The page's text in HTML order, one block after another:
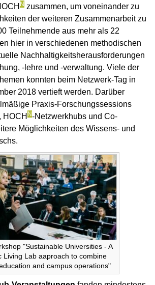
N zusammen, um voneinander zu
der weiteren Zusammenarbeit zu
Teilnehmende aus mehr als 22
hier in verschiedenen methodischen
Nachhaltigkeitsherausforderungen
-lehre und -verwaltung. Viele der
konnten beim Netzwerk-Tag in
2018 vertieft werden. Darüber
Praxis-Forschungssessions
HOCH N-Netzwerkhubs und Co-
Möglichkeiten des Wissens- und
"Sustainable Universities - A
Living Lab aaproach to combine
and campus operations"